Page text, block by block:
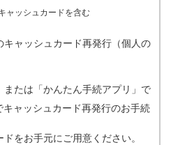
ャッシュカードを含む
キャッシュカード再発行（個人の
または「かんたん手続アプリ」で
キャッシュカード再発行のお手続
をお手元にご用意ください。